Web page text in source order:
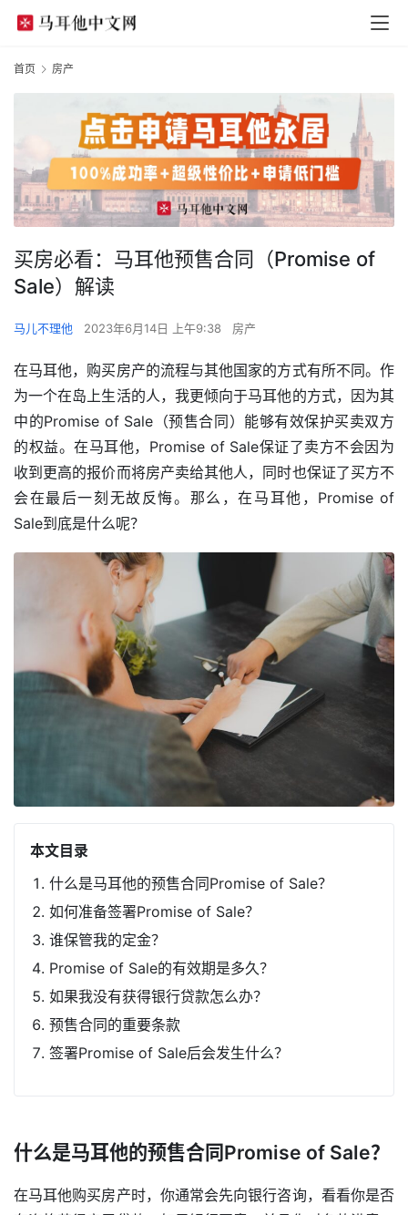
首页 房产
买房必看：马耳他预售合同（Promise of
Sale）解读
马儿不理他 2023年6月14日 上午9:38 房产
在马耳他，购买房产的流程与其他国家的方式有所不同。作
为一个在岛上生活的人，我更倾向于马耳他的方式，因为其
中的Promise of Sale（预售合同）能够有效保护买卖双方
的权益。在马耳他，Promise of Sale保证了卖方不会因为
收到更高的报价而将房产卖给其他人，同时也保证了买方不
会在最后一刻无故反悔。那么，在马耳他，Promise of
Sale到底是什么呢？
本文目录
什么是马耳他的预售合同Promise of Sale？
如何准备签署Promise of Sale？
谁保管我的定金？
Promise of Sale的有效期是多久？
如果我没有获得银行贷款怎么办？
预售合同的重要条款
签署Promise of Sale后会发生什么？
什么是马耳他的预售合同Promise of Sale？
在马耳他购买房产时，你通常会先向银行咨询，看看你是否